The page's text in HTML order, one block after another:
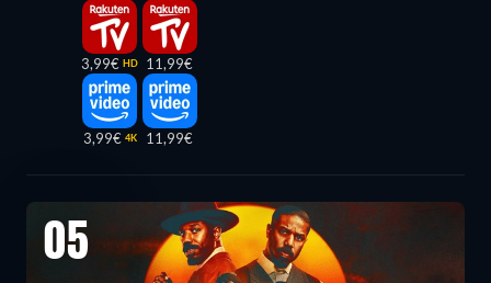
3,99€ HD
3,99€ 4K
11,99€
11,99€
05